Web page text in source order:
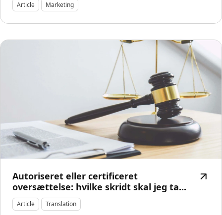
Article Marketing
Autoriseret eller certificeret
oversættelse: hvilke skridt skal jeg ta...
Article Translation